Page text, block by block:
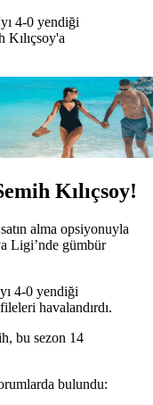
Kılıçsoy!
alma opsiyonuyla
Ligi’nde gümbür
4-0 yendiği
havalandırdı.
bu sezon 14
bulundu: